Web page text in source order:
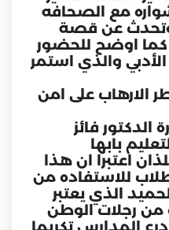
مع الصحافه
وتحدث عن قصة
اوضح للحضور
والذي استمر
الارهاب على امن
فائز
بابها
اعتبرا ان هذا
للاستفاده من
الذي يعتبر
رجلات الوطن